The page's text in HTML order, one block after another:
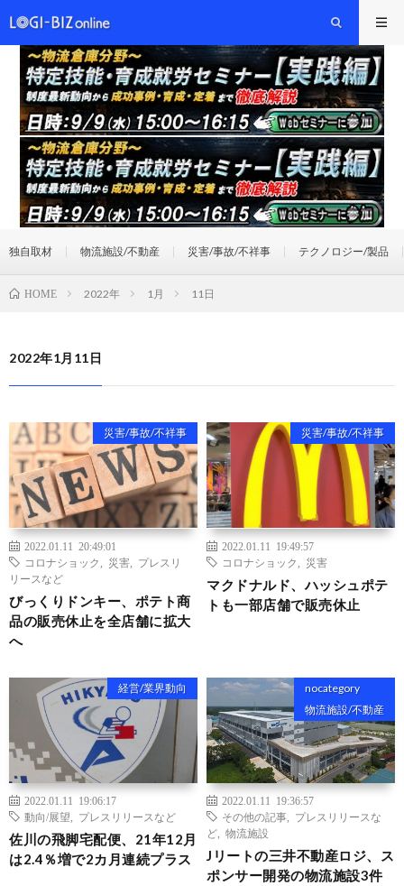
独自取材 物流施設/不動産 災害/事故/不祥事 テクノロジー/製品
HOME 2022年 1月 11日
2022年1月11日
災害/事故/不祥事
2022.01.11 20:49:01
コロナショック
災害
プレスリ
リースなど
びっくりドンキー、ポテト商
品の販売休止を全店舗に拡大
へ
災害/事故/不祥事
2022.01.11 19:49:57
コロナショック
災害
マクドナルド、ハッシュポテ
トも一部店舗で販売休止
経営/業界動向
2022.01.11 19:06:17
動向/展望
プレスリリースなど
佐川の飛脚宅配便、21年12月
は2.4％増で2カ月連続プラス
nocategory
物流施設/不動産
2022.01.11 19:36:57
その他の記事
プレスリリースな
ど
物流施設
Jリートの三井不動産ロジ、ス
ポンサー開発の物流施設3件